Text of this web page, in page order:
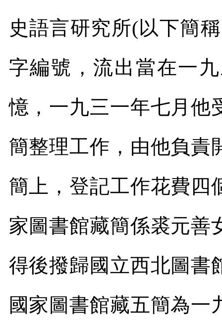
史語言研究所(以下簡
字編號，流出當在一
憶，一九三一年七月他
簡整理工作，由他負責
簡上，登記工作花費四
家圖書館藏簡係裘元善
得後撥歸國立西北圖書
國家圖書館藏五簡為一